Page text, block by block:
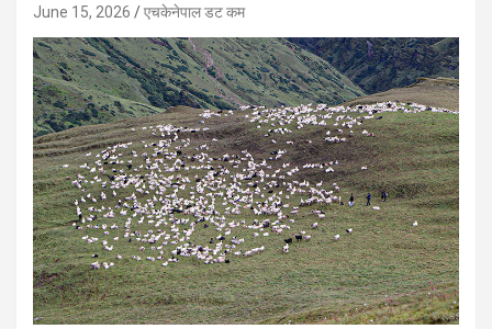
June 15, 2026 एचकेनेपाल डट कम